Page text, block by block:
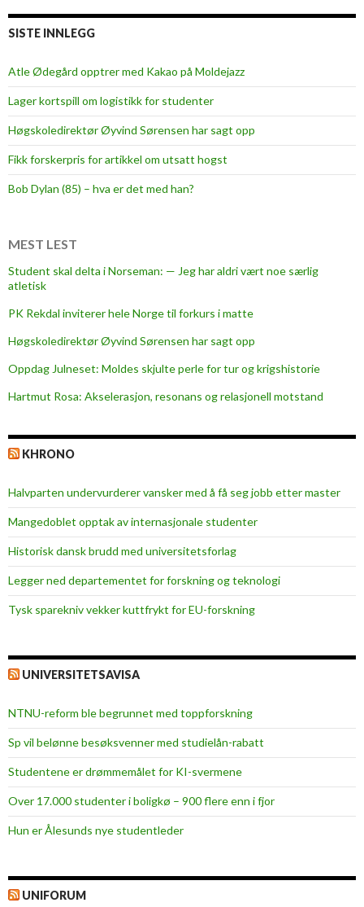
s
r
s
–
P
å
l
i
a
t
t
SISTE INNLEGG
Atle Ødegård opptrer med Kakao på Moldejazz
Lager kortspill om logistikk for studenter
Høgskoledirektør Øyvind Sørensen har sagt opp
Fikk forskerpris for artikkel om utsatt hogst
Bob Dylan (85) – hva er det med han?
MEST LEST
Student skal delta i Norseman: — Jeg har aldri vært noe særlig
atletisk
PK Rekdal inviterer hele Norge til forkurs i matte
Høgskoledirektør Øyvind Sørensen har sagt opp
Oppdag Julneset: Moldes skjulte perle for tur og krigshistorie
Hartmut Rosa: Akselerasjon, resonans og relasjonell motstand
KHRONO
Halvparten undervurderer vansker med å få seg jobb etter master
Mangedoblet opptak av internasjonale studenter
Historisk dansk brudd med universitetsforlag
Legger ned departementet for forskning og teknologi
Tysk sparekniv vekker kuttfrykt for EU-forskning
UNIVERSITETSAVISA
NTNU-reform ble begrunnet med toppforskning
Sp vil belønne besøksvenner med studielån-rabatt
Studentene er drømmemålet for KI-svermene
Over 17.000 studenter i boligkø – 900 flere enn i fjor
Hun er Ålesunds nye studentleder
UNIFORUM